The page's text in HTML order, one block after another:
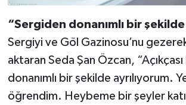
“Sergiden donanımlı bir şekilde
Sergiyi ve Göl Gazinosu’nu
aktaran Seda Şan Özcan,
donanımlı bir şekilde ayrılıyorum.
öğrendim. Heybeme bir şeyler